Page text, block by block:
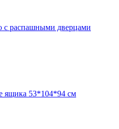
с распашными дверцами
ящика 53*104*94 см